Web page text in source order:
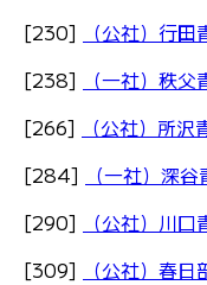
[230]
（公社）行
[238]
（一社）秩
[266]
（公社）所沢
[284]
（一社）深
[290]
（公社）川
[309]
（公社）春